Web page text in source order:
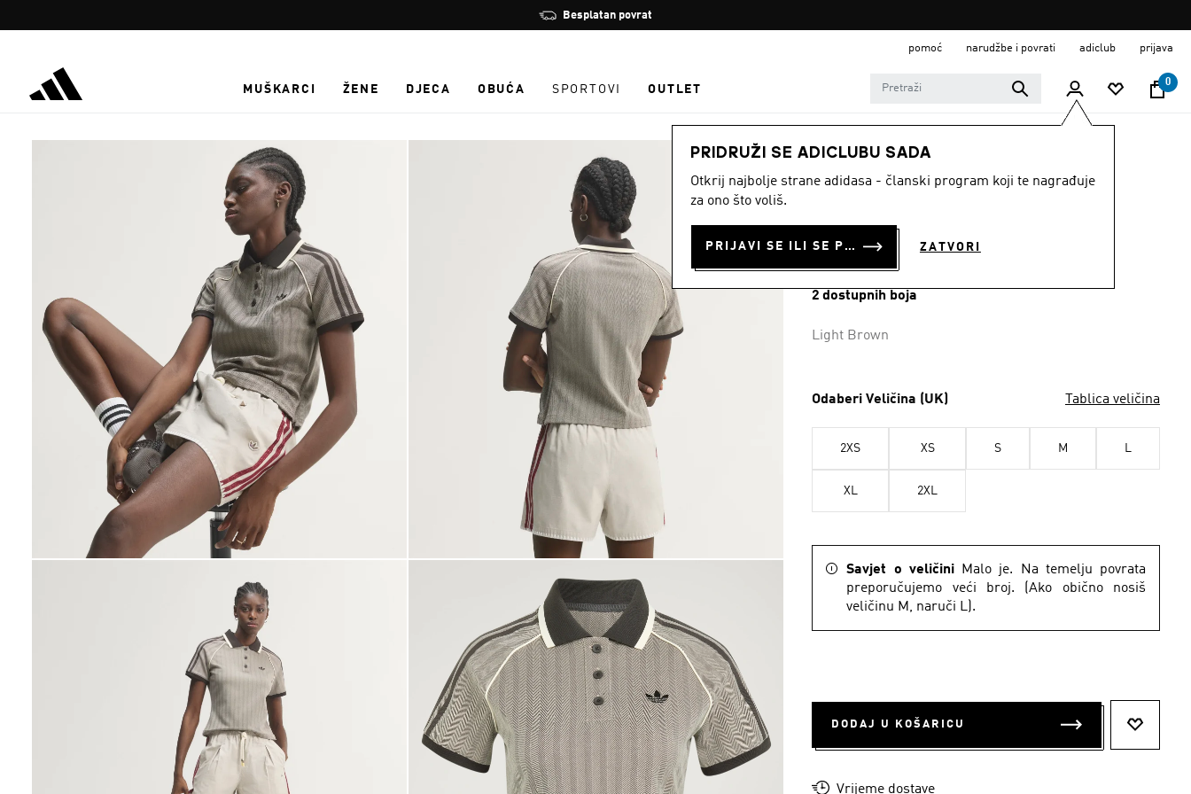
Zaustavi
rotaciju
Besplatan povrat
pomoć narudžbe i povrati adiclub prijava
MUŠKARCI ŽENE DJECA OBUĆA SPORTOVI OUTLET
0
PRIDRUŽI SE ADICLUBU SADA
Otkrij najbolje strane adidasa - članski program koji te nagrađuje
za ono što voliš.
PRIJAVI SE ILI SE PRIDRUŽI SADA ZATVORI
ŽENE Odjeća
POLO MAJICA OD
TVIDA
€ 55.00
2 dostupnih boja
Light Brown
Odaberi Veličina (UK) Tablica veličina
2XS XS S M L
XL 2XL
Savjet o veličini
Malo je. Na temelju povrata
preporučujemo veći broj. (Ako obično nosiš
veličinu M, naruči L).
DODAJ U KOŠARICU
Vrijeme dostave